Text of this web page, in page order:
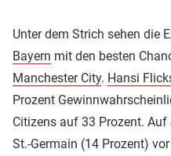
Unter dem Strich sehen die
Bayern mit den besten
Manchester City. Hansi
Prozent
Citizens auf 33 Prozent.
St.-Germain (14 Prozent)